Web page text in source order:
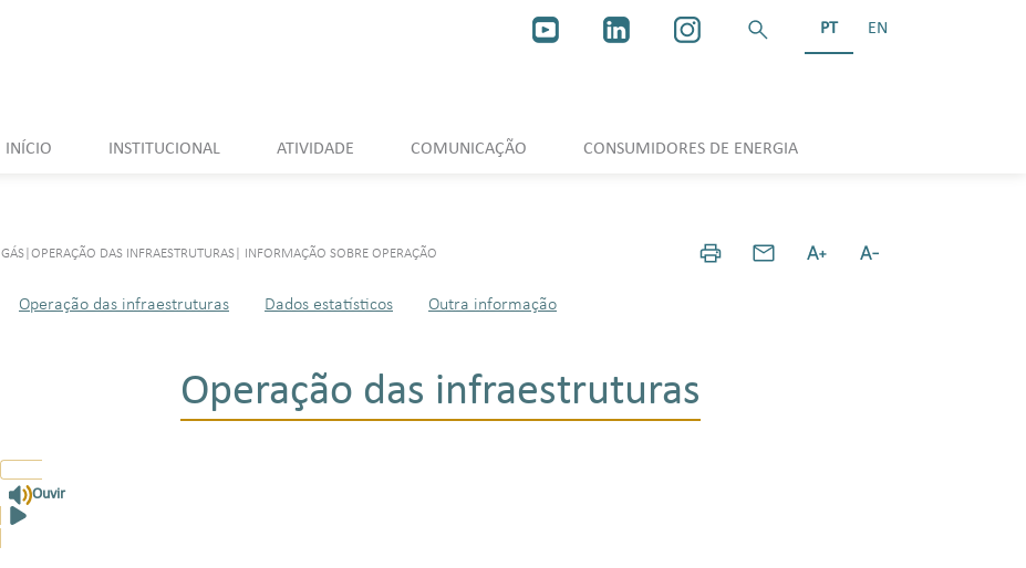
PT EN
INÍCIO INSTITUCIONAL ATIVIDADE COMUNICAÇÃO CONSUMIDORES DE ENERGIA
GÁS OPERAÇÃO DAS INFRAESTRUTURAS INFORMAÇÃO SOBRE OPERAÇÃO
Operação das infraestruturas Dados estatísticos Outra informação
Operação das infraestruturas
Ouvir